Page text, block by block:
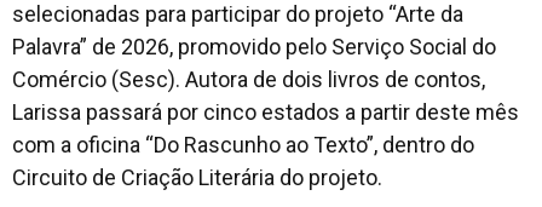
selecionadas para participar do projeto “Arte da
Palavra” de 2026, promovido pelo Serviço Social do
Comércio (Sesc). Autora de dois livros de contos,
Larissa passará por cinco estados a partir deste mês
com a oficina “Do Rascunho ao Texto”, dentro do
Circuito de Criação Literária do projeto.